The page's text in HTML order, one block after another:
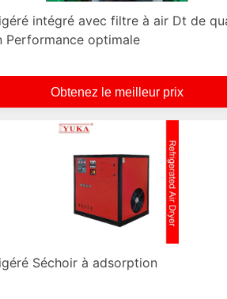
intégré avec filtre à air Dt de
Performance optimale
Obtenez le meilleur prix
Séchoir à adsorption